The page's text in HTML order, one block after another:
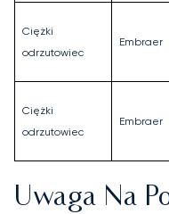
Ciężki
odrzutowiec
Embraer
Ciężki
odrzutowiec
Embraer
Uwaga Na